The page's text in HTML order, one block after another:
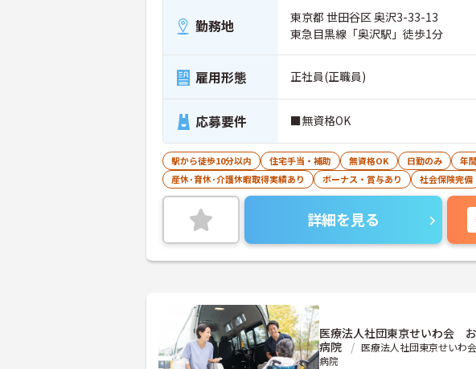
勤務地
東京都 世田谷区 奥沢3-33-13
東急目黒線「奥沢駅」徒歩1分
雇用形態 正社員(正職員)
応募要件 ■無資格OK
駅から徒歩10分以内 住宅手当・補助 無資格OK 日勤のみ
年
産休･育休･介護休暇取得実績あり
ボーナス・賞与あり 社会保険完備
詳細を見る
医療法人社団東京せいわ会
病院
医療法人社団東京せいわ
病院